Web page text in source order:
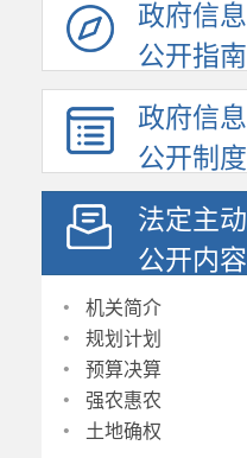
政府信息
公开指南
政府信息
公开制度
法定主动
公开内容
· 机关简介
· 规划计划
· 预算决算
· 强农惠农
· 土地确权